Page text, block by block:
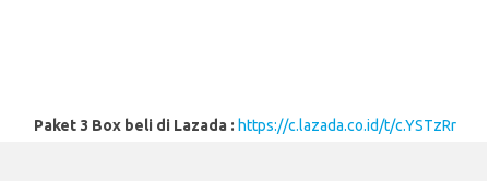
Paket 3 Box beli di Lazada : https://c.lazada.co.id/t/c.YSTzRr